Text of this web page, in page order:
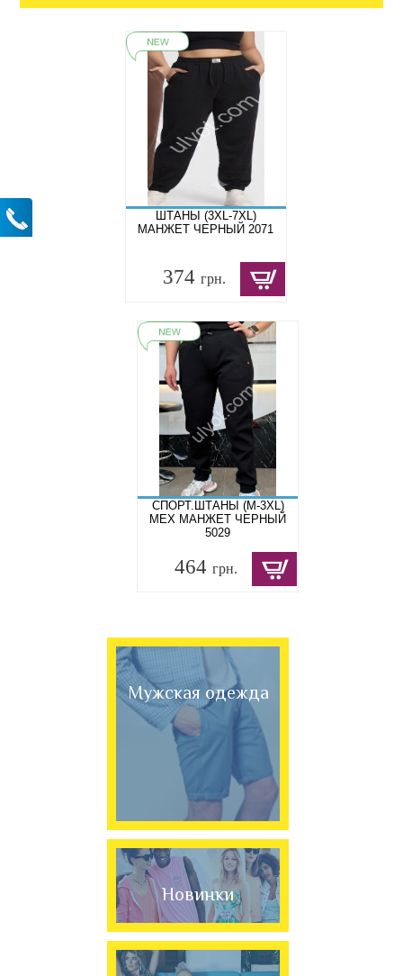
ШТАНЫ (3XL-7XL)
МАНЖЕТ ЧЕРНЫЙ 2071
374 грн.
СПОРТ.ШТАНЫ (M-3XL)
МЕХ МАНЖЕТ ЧЕРНЫЙ
5029
464 грн.
Мужская одежда
Новинки